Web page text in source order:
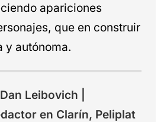
apariciones
que en construir
y autónoma.
Leibovich |
en Clarín, Peliplat